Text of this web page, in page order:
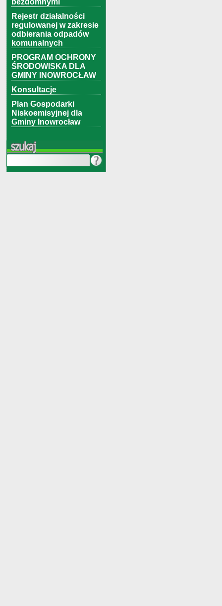
bezdomnymi
Rejestr działalności
regulowanej w zakresie
odbierania odpadów
komunalnych
PROGRAM OCHRONY
ŚRODOWISKA DLA
GMINY INOWROCŁAW
Konsultacje
Plan Gospodarki
Niskoemisyjnej dla
Gminy Inowrocław